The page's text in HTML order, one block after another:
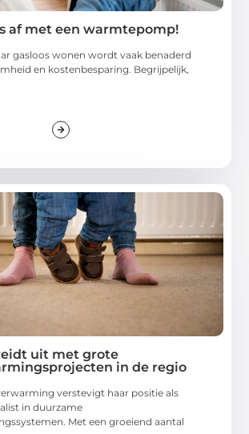
af met een warmtepomp!
gasloos wonen wordt vaak benaderd
en kostenbesparing. Begrijpelijk,
uit met grote
in de regio
verstevigt haar positie als
in duurzame
Met een groeiend aantal